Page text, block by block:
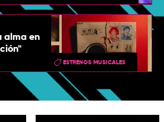
alma en
ESTRENOS MUSICALES